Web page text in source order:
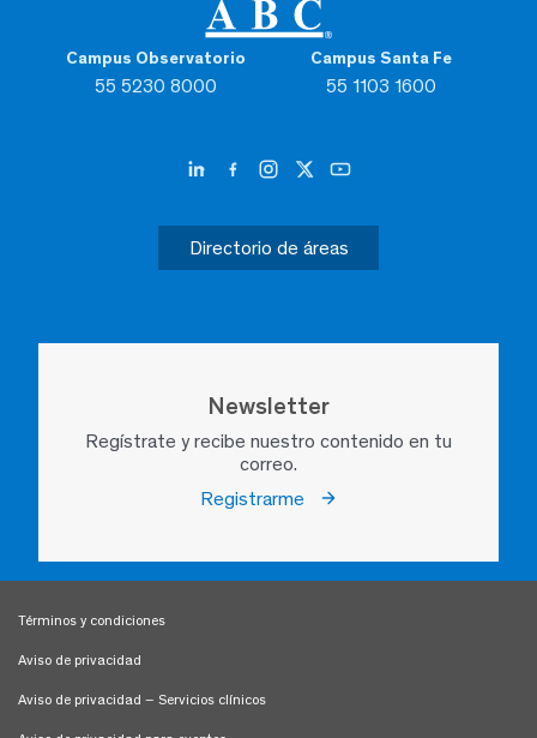
Campus Observatorio
55 5230 8000
Campus Santa Fe
55 1103 1600
Directorio de áreas
Newsletter
Regístrate y recibe nuestro contenido en tu
correo.
Registrarme
Términos y condiciones
Aviso de privacidad
Aviso de privacidad – Servicios clínicos